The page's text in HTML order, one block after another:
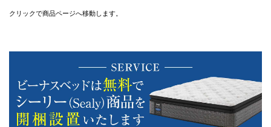
クリックで商品ページへ移動します。